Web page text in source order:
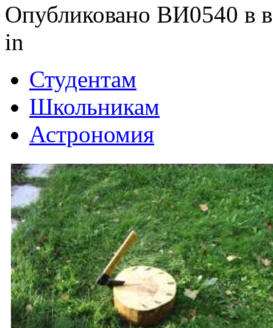
Опубликовано ВИ0540 в
in
Студентам
Школьникам
Астрономия